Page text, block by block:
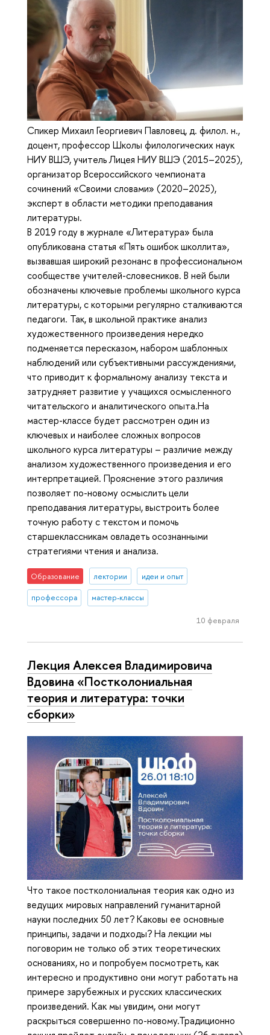
Спикер Михаил Георгиевич Павловец, д. филол. н.,
доцент, профессор Школы филологических наук
НИУ ВШЭ, учитель Лицея НИУ ВШЭ (2015–2025),
организатор Всероссийского чемпионата
сочинений «Своими словами» (2020–2025),
эксперт в области методики преподавания
литературы.
В 2019 году в журнале «Литература» была
опубликована статья «Пять ошибок школлита»,
вызвавшая широкий резонанс в профессиональном
сообществе учителей-словесников. В ней были
обозначены ключевые проблемы школьного курса
литературы, с которыми регулярно сталкиваются
педагоги. Так, в школьной практике анализ
художественного произведения нередко
подменяется пересказом, набором шаблонных
наблюдений или субъективными рассуждениями,
что приводит к формальному анализу текста и
затрудняет развитие у учащихся осмысленного
читательского и аналитического опыта.На
мастер-классе будет рассмотрен один из
ключевых и наиболее сложных вопросов
школьного курса литературы – различие между
анализом художественного произведения и его
интерпретацией. Прояснение этого различия
позволяет по-новому осмыслить цели
преподавания литературы, выстроить более
точную работу с текстом и помочь
старшеклассникам овладеть осознанными
стратегиями чтения и анализа.
Образование лектории идеи и опыт
профессора мастер-классы
10 февраля
Лекция Алексея Владимировича
Вдовина «Постколониальная
теория и литература: точки
сборки»
Что такое постколониальная теория как одно из
ведущих мировых направлений гуманитарной
науки последних 50 лет? Каковы ее основные
принципы, задачи и подходы? На лекции мы
поговорим не только об этих теоретических
основаниях, но и попробуем посмотреть, как
интересно и продуктивно они могут работать на
примере зарубежных и русских классических
произведений. Как мы увидим, они могут
раскрыться совершенно по-новому.Традиционно